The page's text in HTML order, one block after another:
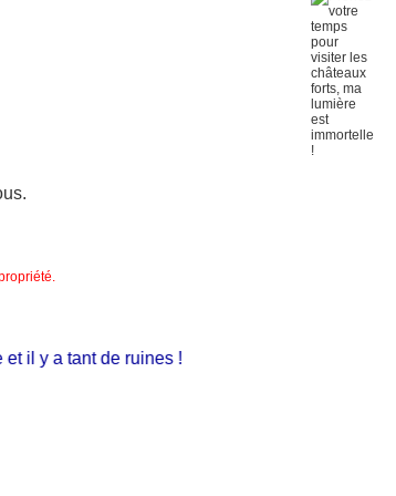
il y a tant de ruines !